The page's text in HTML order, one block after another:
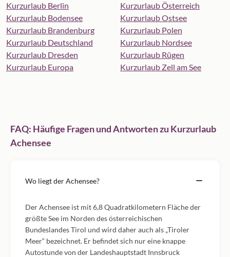
Kurzurlaub Berlin
Kurzurlaub Bodensee
Kurzurlaub Brandenburg
Kurzurlaub Deutschland
Kurzurlaub Dresden
Kurzurlaub Europa
Kurzurlaub Österreich
Kurzurlaub Ostsee
Kurzurlaub Polen
Kurzurlaub Nordsee
Kurzurlaub Rügen
Kurzurlaub Zell am See
FAQ: Häufige Fragen und Antworten zu Kurzurlaub
Achensee
Wo liegt der Achensee?
Der Achensee ist mit 6,8 Quadratkilometern Fläche der
größte See im Norden des österreichischen
Bundeslandes Tirol und wird daher auch als „Tiroler
Meer“ bezeichnet. Er befindet sich nur eine knappe
Autostunde von der Landeshauptstadt Innsbruck